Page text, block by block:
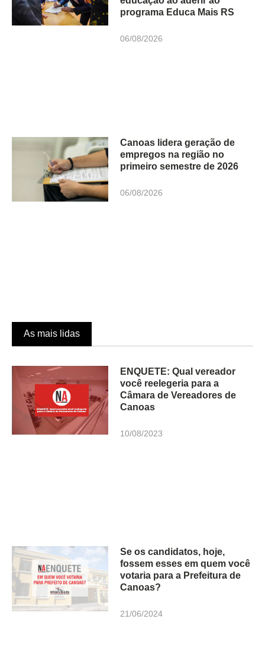
programa Educa Mais RS
06/08/2026
Canoas lidera geração de
empregos na região no
primeiro semestre de 2026
06/08/2026
As mais lidas
ENQUETE: Qual vereador
você reelegeria para a
Câmara de Vereadores de
Canoas
10/08/2023
Se os candidatos, hoje,
fossem esses em quem você
votaria para a Prefeitura de
Canoas?
21/06/2024